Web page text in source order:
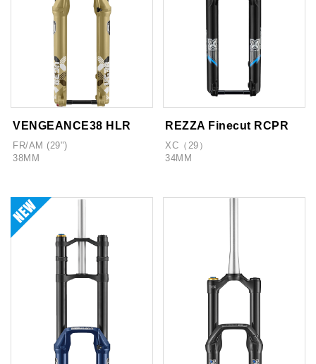
VENGEANCE38 HLR
FR/AM (29")
38MM
REZZA Finecut RCPR
XC（29）
34MM